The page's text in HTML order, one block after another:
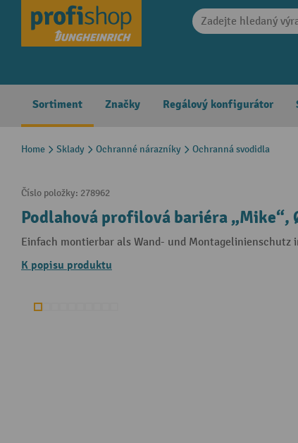
Skip to main navigation
Sortiment Značky Regálový konfigurátor
Home Sklady Ochranné nárazníky Ochranná svodidla
Číslo položky: 278962
Podlahová profilová bariéra „Mike“,
Einfach montierbar als Wand- und Montagelinienschutz
K popisu produktu